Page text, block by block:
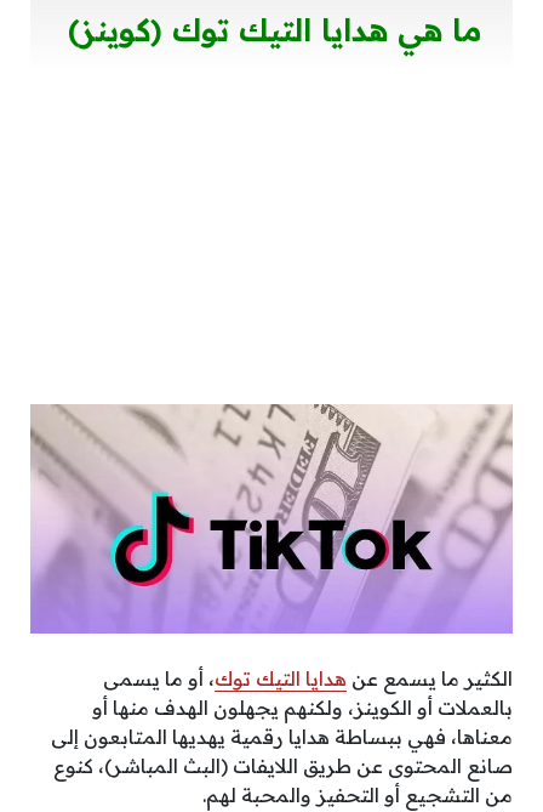
ما هي هدايا التيك توك (كوينز)
الكثير ما يسمع عن هدايا التيك توك، أو ما يسمى
بالعملات أو الكوينز، ولكنهم يجهلون الهدف منها أو
معناها، فهي ببساطة هدايا رقمية يهديها المتابعون إلى
صانع المحتوى عن طريق اللايفات (البث المباشر)، كنوع
من التشجيع أو التحفيز والمحبة لهم.